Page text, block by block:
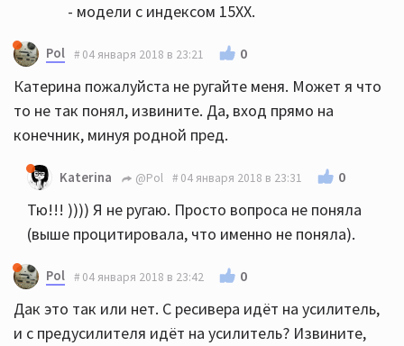
- модели с индексом 15ХХ.
Pol 04 января 2018 в 23:21 0
Катерина пожалуйста не ругайте меня. Может я что
то не так понял, извините. Да, вход прямо на
конечник, минуя родной пред.
Katerina @Pol 04 января 2018 в 23:31 0
Тю!!! )))) Я не ругаю. Просто вопроса не поняла
(выше процитировала, что именно не поняла).
Pol 04 января 2018 в 23:42 0
Дак это так или нет. С ресивера идёт на усилитель,
и с предусилителя идёт на усилитель? Извините,